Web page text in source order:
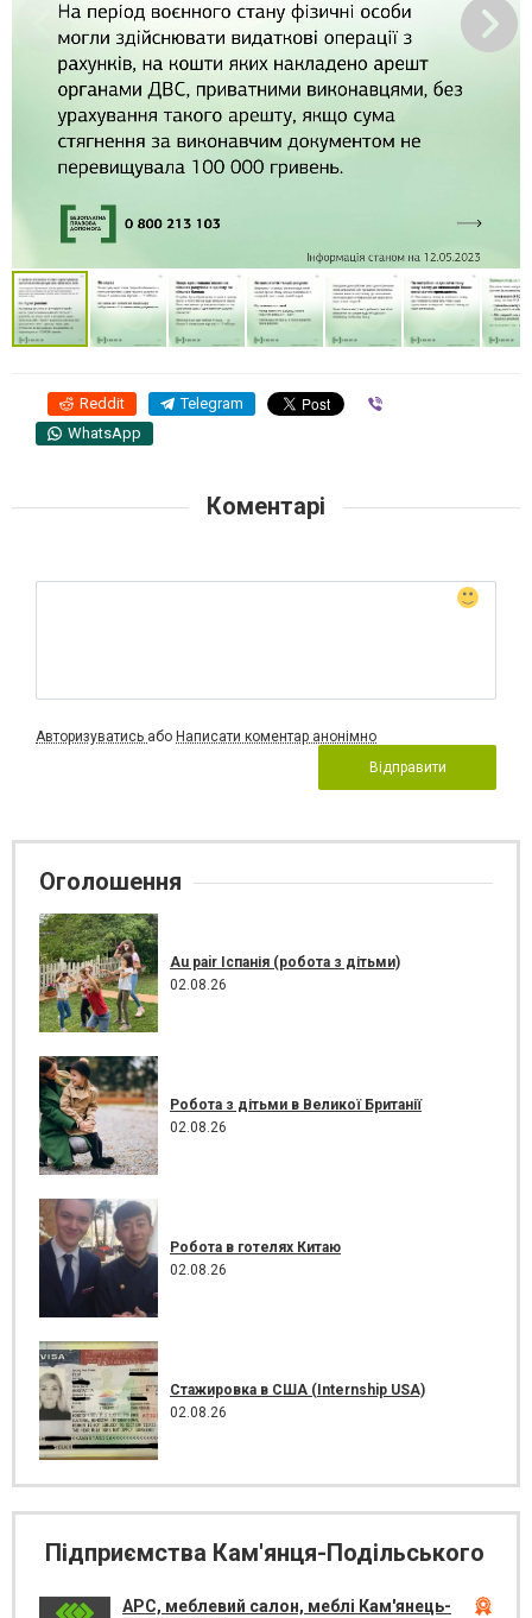
Reddit Telegram
WhatsApp
Коментарі
Авторизуватись або Написати коментар анонімно
Відправити
Оголошення
Au pair Іспанія (робота з дітьми)
02.08.26
Робота з дітьми в Великої Британії
02.08.26
Робота в готелях Китаю
02.08.26
Стажировка в США (Internship USA)
02.08.26
Підприємства Кам'янця-Подільського
АРС, меблевий салон, меблі Кам'янець-